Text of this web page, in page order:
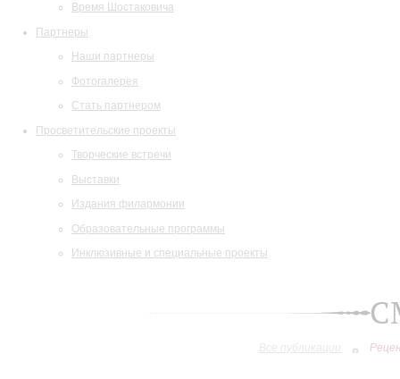
Время Шостаковича
Партнеры
Наши партнеры
Фотогалерея
Стать партнером
Просветительские проекты
Творческие встречи
Выставки
Издания филармонии
Образовательные программы
Инклюзивные и специальные проекты
Все публикации